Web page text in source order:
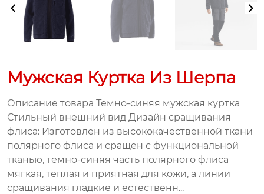
Мужская Куртка Из Шерпа
Описание товара Темно-синяя мужская куртка
Стильный внешний вид Дизайн сращивания
флиса: Изготовлен из высококачественной ткани
полярного флиса и сращен с функциональной
тканью, темно-синяя часть полярного флиса
мягкая, теплая и приятная для кожи, а линии
сращивания гладкие и естественн...